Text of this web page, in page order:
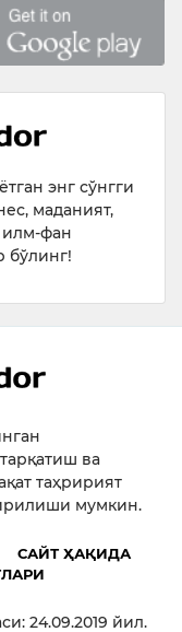
энг сўнгги
маданият,
илм-фан
бўлинг!
ва
таҳририят
мумкин.
САЙТ ҲАҚИДА
24.09.2019 йил.